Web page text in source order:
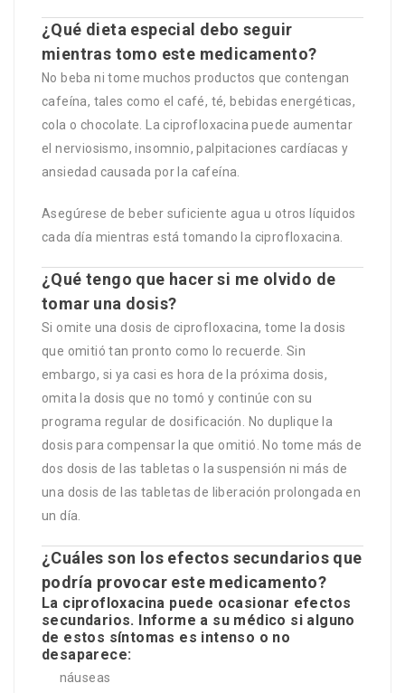
¿Qué dieta especial debo seguir
mientras tomo este medicamento?
No beba ni tome muchos productos que contengan
cafeína, tales como el café, té, bebidas energéticas,
cola o chocolate. La ciprofloxacina puede aumentar
el nerviosismo, insomnio, palpitaciones cardíacas y
ansiedad causada por la cafeína.
Asegúrese de beber suficiente agua u otros líquidos
cada día mientras está tomando la ciprofloxacina.
¿Qué tengo que hacer si me olvido de
tomar una dosis?
Si omite una dosis de ciprofloxacina, tome la dosis
que omitió tan pronto como lo recuerde. Sin
embargo, si ya casi es hora de la próxima dosis,
omita la dosis que no tomó y continúe con su
programa regular de dosificación. No duplique la
dosis para compensar la que omitió. No tome más de
dos dosis de las tabletas o la suspensión ni más de
una dosis de las tabletas de liberación prolongada en
un día.
¿Cuáles son los efectos secundarios que
podría provocar este medicamento?
La ciprofloxacina puede ocasionar efectos
secundarios. Informe a su médico si alguno
de estos síntomas es intenso o no
desaparece:
náuseas